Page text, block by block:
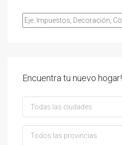
Encuentra tu nuevo hogar!
Todas las ciudades
Todos las provincias